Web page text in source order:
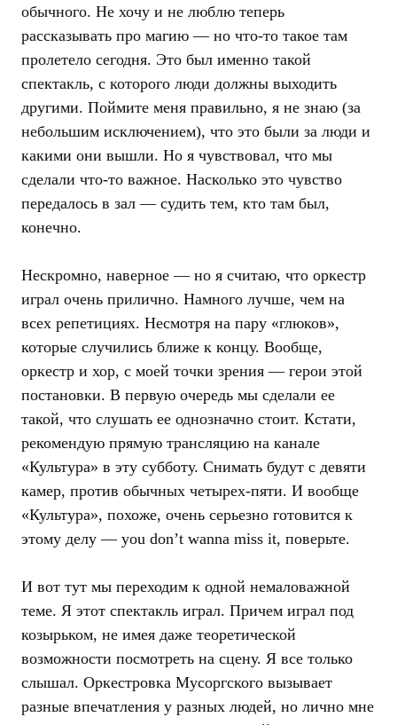
обычного. Не хочу и не люблю теперь
рассказывать про магию — но что-то такое там
пролетело сегодня. Это был именно такой
спектакль, с которого люди должны выходить
другими. Поймите меня правильно, я не знаю (за
небольшим исключением), что это были за люди и
какими они вышли. Но я чувствовал, что мы
сделали что-то важное. Насколько это чувство
передалось в зал — судить тем, кто там был,
конечно.
Нескромно, наверное — но я считаю, что оркестр
играл очень прилично. Намного лучше, чем на
всех репетициях. Несмотря на пару «глюков»,
которые случились ближе к концу. Вообще,
оркестр и хор, с моей точки зрения — герои этой
постановки. В первую очередь мы сделали ее
такой, что слушать ее однозначно стоит. Кстати,
рекомендую прямую трансляцию на канале
«Культура» в эту субботу. Снимать будут с девяти
камер, против обычных четырех-пяти. И вообще
«Культура», похоже, очень серьезно готовится к
этому делу — you don’t wanna miss it, поверьте.
И вот тут мы переходим к одной немаловажной
теме. Я этот спектакль играл. Причем играл под
козырьком, не имея даже теоретической
возможности посмотреть на сцену. Я все только
слышал. Оркестровка Мусоргского вызывает
разные впечатления у разных людей, но лично мне